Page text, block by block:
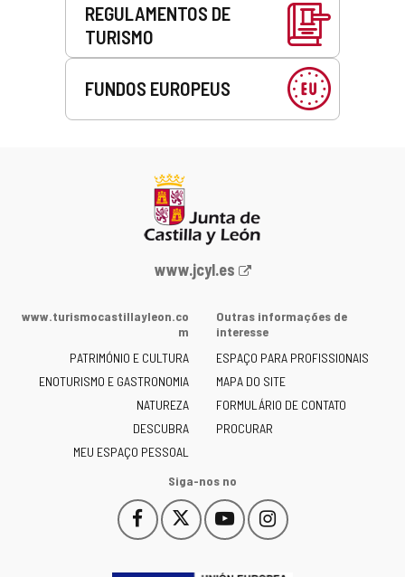
REGULAMENTOS DE
TURISMO
FUNDOS EUROPEUS
Portal
Junta
Castilla
y
León
-
www.jcyl.es
www.turismocastillayleon.co
m
PATRIMÓNIO E CULTURA
ENOTURISMO E GASTRONOMIA
NATUREZA
DESCUBRA
MEU ESPAÇO PESSOAL
Outras informações de
interesse
ESPAÇO PARA PROFISSIONAIS
MAPA DO SITE
FORMULÁRIO DE CONTATO
PROCURAR
Siga-nos no
Facebook
Este
enlace
Este
enlace
YouTube
Este
enlace
Instagram
Este
enlace